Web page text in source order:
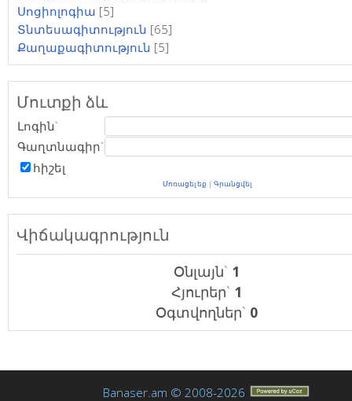
Սոցիոլոգիա [5]
Տնտեսագիտություն [65]
Քաղաքագիտություն [5]
Մուտքի ձև
Լոգին`
Գաղտնագիր`
հիշել
Մոռացել եք | Գրանցվել
Վիճակագրություն
Օնլայն` 1
Հյուրեր` 1
Օգտվողներ` 0
Banaser.am © 2008-2026